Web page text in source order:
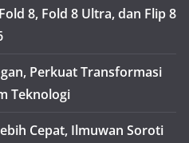
8, Fold 8 Ultra, dan Flip 8
Perkuat Transformasi
Teknologi
Cepat, Ilmuwan Soroti